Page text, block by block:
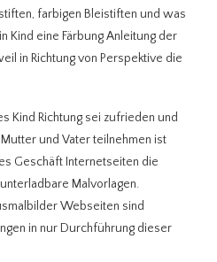
farbigen Bleistiften und was
Kind eine Färbung Anleitung der
in Richtung von Perspektive die
Kind Richtung sei zufrieden und
und Vater teilnehmen ist
Geschäft Internetseiten die
Malvorlagen.
Webseiten sind
in nur Durchführung dieser